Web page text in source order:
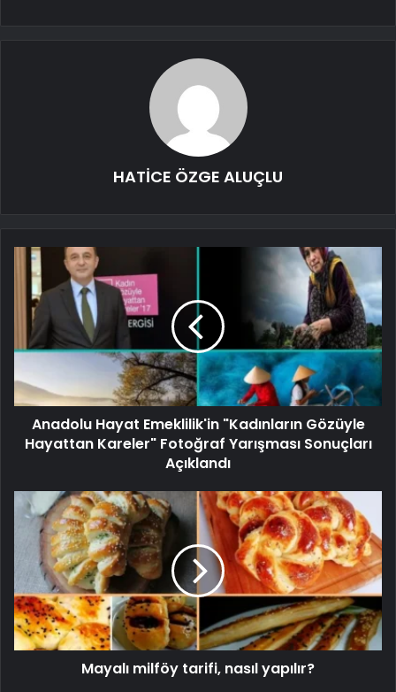
HATİCE ÖZGE ALUÇLU
Anadolu Hayat Emeklilik'in "Kadınların Gözüyle
Hayattan Kareler" Fotoğraf Yarışması Sonuçları
Açıklandı
Mayalı milföy tarifi, nasıl yapılır?